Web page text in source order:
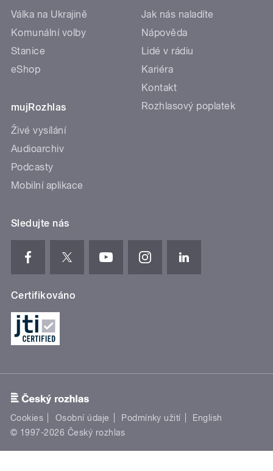
Válka na Ukrajině
Komunální volby
Stanice
eShop
mujRozhlas
Živé vysílání
Audioarchiv
Podcasty
Mobilní aplikace
Jak nás naladíte
Nápověda
Lidé v rádiu
Kariéra
Kontakt
Rozhlasový poplatek
Sledujte nás
Certifikováno
Cookies Osobní údaje Podmínky užití
English
© 1997-2026 Český rozhlas